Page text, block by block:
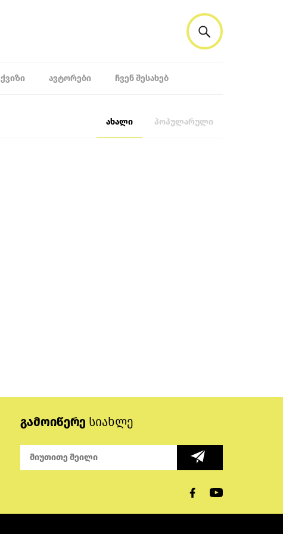
ᲥᲕᲘᲖᲘ ᲐᲕᲢᲝᲠᲔᲑᲘ ᲩᲕᲔᲜ ᲨᲔᲡᲐᲮᲔᲑ
ახალი პოპულარული
გამოიწერე სიახლე